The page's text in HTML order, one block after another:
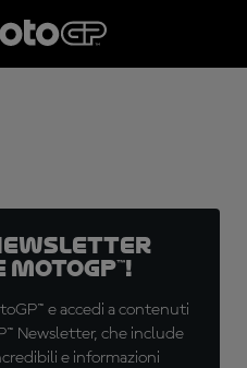
e accedi a contenuti
Newsletter, che include
e informazioni